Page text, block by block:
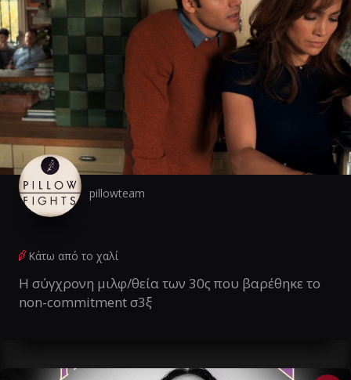
pillowteam
Κάτω από το χαλί
Η σύγχρονη μιλφ/θεία των 30ς που βαρέθηκε το
non-commitment σ3ξ